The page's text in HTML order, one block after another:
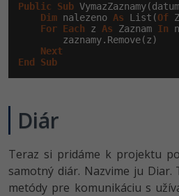
Public Sub VymazZaznamy(datum
Dim nalezeno As List(Of
For Each z As Zaznam In
        zaznamy.Remove(z)
Next
End
Sub
Diár
Teraz si pridáme k projektu
samotný diár. Nazvime ju
metódy pre komunikáciu s